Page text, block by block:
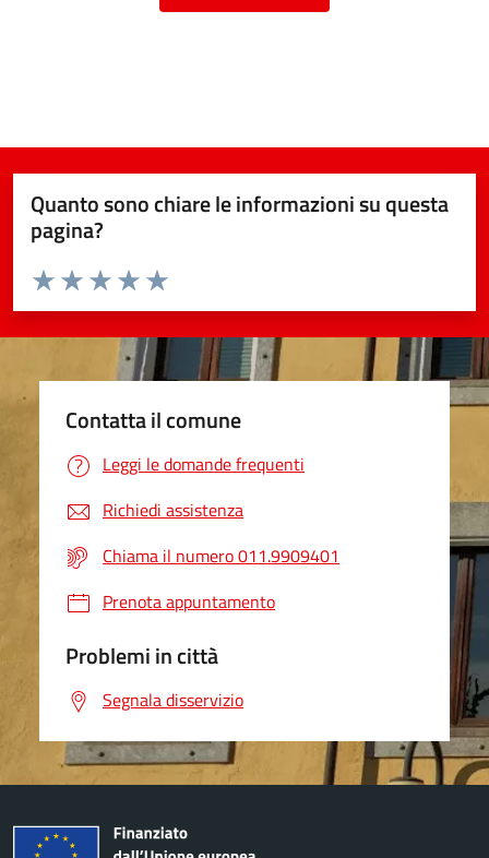
Quanto sono chiare le informazioni su questa
pagina?
Valuta da 1 a 5 stelle la pagina
Valuta 5 stelle su 5
Valuta 4 stelle su 5
Valuta 3 stelle su 5
Valuta 2 stelle su 5
Valuta 1 stelle su 5
Contatta il comune
Leggi le domande frequenti
Richiedi assistenza
Chiama il numero 011.9909401
Prenota appuntamento
Problemi in città
Segnala disservizio